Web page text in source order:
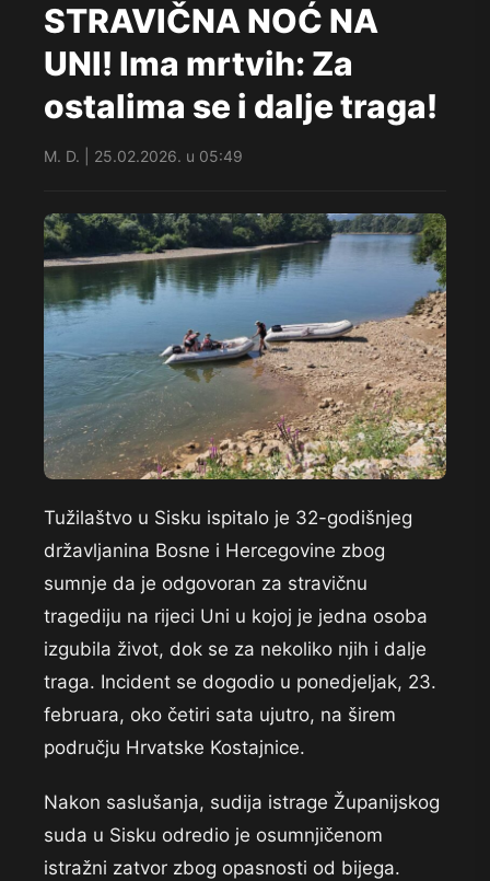
STRAVIČNA NOĆ NA
UNI! Ima mrtvih: Za
ostalima se i dalje traga!
M. D. | 25.02.2026. u 05:49
Tužilaštvo u Sisku ispitalo je 32-godišnjeg
državljanina Bosne i Hercegovine zbog
sumnje da je odgovoran za stravičnu
tragediju na rijeci Uni u kojoj je jedna osoba
izgubila život, dok se za nekoliko njih i dalje
traga. Incident se dogodio u ponedjeljak, 23.
februara, oko četiri sata ujutro, na širem
području Hrvatske Kostajnice.
Nakon saslušanja, sudija istrage Županijskog
suda u Sisku odredio je osumnjičenom
istražni zatvor zbog opasnosti od bijega.